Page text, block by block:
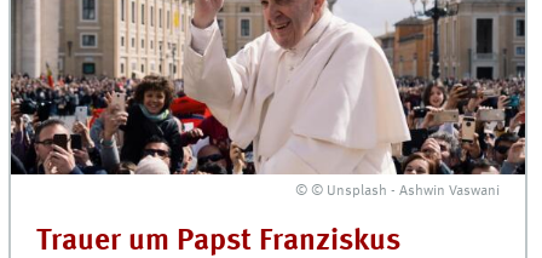
© © Unsplash - Ashwin Vaswani
Trauer um Papst Franziskus